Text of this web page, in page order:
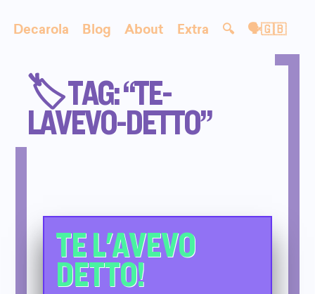
Decarola Blog About Extra 🔍 🗣🇬🇧
🏷️ TAG: “TE-
LAVEVO-DETTO”
TE L'AVEVO
DETTO!